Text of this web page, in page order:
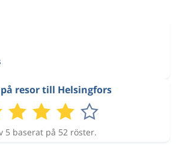
Uleåborg
resor till Helsingfors
5 baserat på 52 röster.